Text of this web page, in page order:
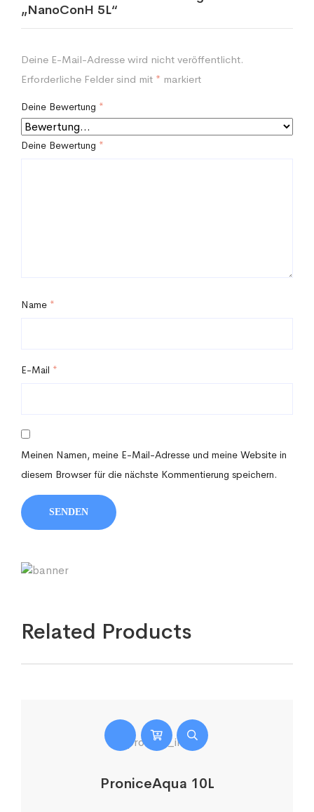
„NanoConH 5L“
Deine E-Mail-Adresse wird nicht veröffentlicht.
Erforderliche Felder sind mit * markiert
Deine Bewertung *
Deine Bewertung *
Name *
E-Mail *
Meinen Namen, meine E-Mail-Adresse und meine Website in
diesem Browser für die nächste Kommentierung speichern.
Related Products
ProniceAqua 10L